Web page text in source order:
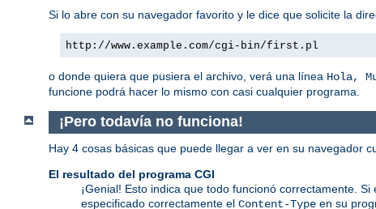
Si lo abre con su navegador favorito y le dice que solicite la
http://www.example.com/cgi-bin/first.pl
o donde quiera que pusiera el archivo, verá una línea Hola,
funcione podrá hacer lo mismo con casi cualquier programa.
¡Pero todavía no funciona!
Hay 4 cosas básicas que puede llegar a ver en su navegador
El resultado del programa CGI
¡Genial! Esto indica que todo funcionó correctamente.
especificado correctamente el Content-Type en su